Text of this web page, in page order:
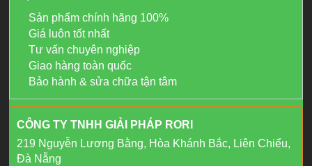
Sản phẩm chính hãng 100%
Giá luôn tốt nhất
Tư vấn chuyên nghiệp
Giao hàng toàn quốc
Bảo hành & sửa chữa tận tâm
CÔNG TY TNHH GIẢI PHÁP RORI
219 Nguyễn Lương Bằng, Hòa Khánh Bắc, Liên Chiểu,
Đà Nẵng